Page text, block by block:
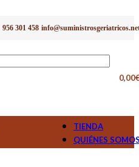
956 301 458
0,00
TIENDA
QUIÉNES